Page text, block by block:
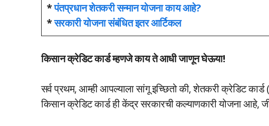
*पंतप्रधान शेतकरी सन्मान योजना काय आहे?
*सरकारी योजना संबंधित इतर आर्टिकल
किसान क्रेडिट कार्ड म्हणजे काय ते आधी जाणून घेऊया!
सर्व प्रथम, आम्ही आपल्याला सांगू इच्छितो की, शेतकरी क्रेडिट
किसान क्रेडिट कार्ड ही केंद्र सरकारची कल्याणकारी योजना आहे,